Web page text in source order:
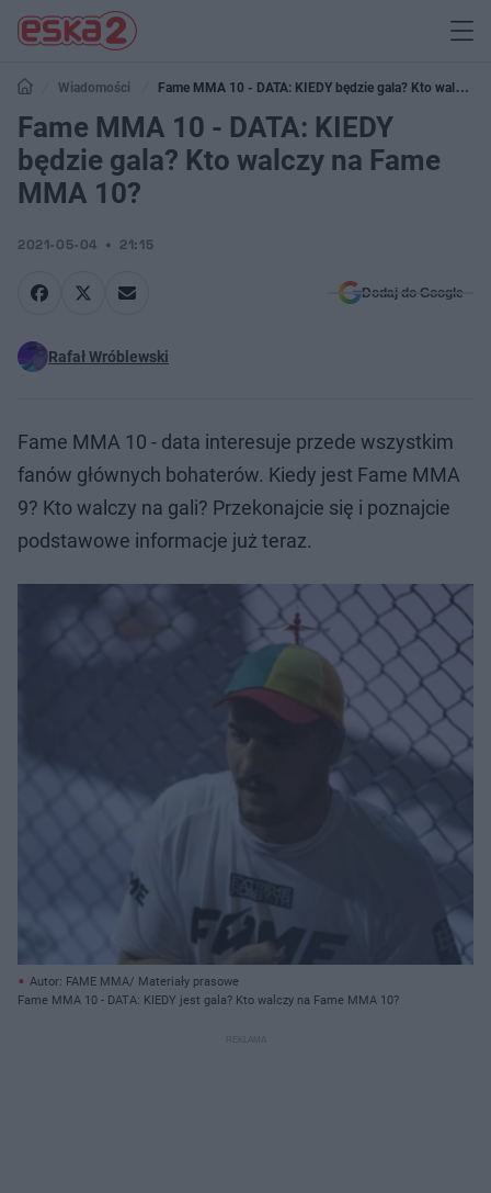
Wiadomości
Fame MMA 10 - DATA: KIEDY będzie gala? Kto walczy
na Fame MMA 10?
Fame MMA 10 - DATA: KIEDY
będzie gala? Kto walczy na Fame
MMA 10?
2021-05-04 21:15
Dodaj do Google
Rafał Wróblewski
Fame MMA 10 - data interesuje przede wszystkim
fanów głównych bohaterów. Kiedy jest Fame MMA
9? Kto walczy na gali? Przekonajcie się i poznajcie
podstawowe informacje już teraz.
Autor: FAME MMA/ Materiały prasowe
Fame MMA 10 - DATA: KIEDY jest gala? Kto walczy na Fame MMA 10?